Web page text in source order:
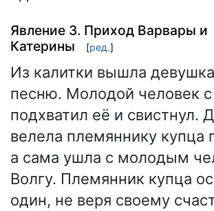
Явление 3. Приход Варвары и
Катерины
[ред.]
Из калитки вышла
песню. Молодой человек с
подхватил её и свистнул.
велела племяннику купца
а сама ушла с молодым
Волгу. Племянник купца
один, не веря своему